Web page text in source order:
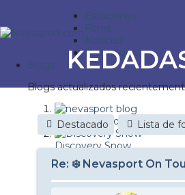
Estaciones
Foros
Noticias
Reportajes
Blogs
Blogs actualizados
nevasport blog
Discovery Snow
Brasil
Destacado Lista de
Re: ❄️ Nevasport On